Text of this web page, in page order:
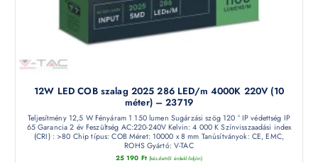
12W LED COB szalag 2025 286 LED/m 4000K 220V (10
méter) – 23719
Teljesítmény 12,5 W Fényáram 1 150 lumen Sugárzási szög 120 ° IP védettség IP
65 Garancia 2 év Feszültség AC:220-240V Kelvin: 4 000 K Színvisszaadási index
(CRI) : >80 Chip típus: COB Méret: 10000 x 8 mm Tanúsítványok: CE, EMC,
ROHS Gyártó: V-TAC
25 190 Ft (készletről érdeklődjön)